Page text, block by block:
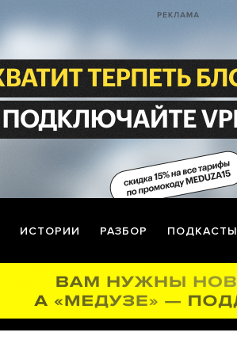
ИСТОРИИ РАЗБОР ПОДКАСТЫ